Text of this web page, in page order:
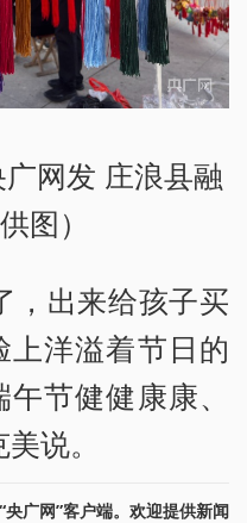
网发 庄浪县融
图）
，出来给孩子买
洋溢着节日的
节健健康康、
说。
广网”客户端。欢迎提供新闻